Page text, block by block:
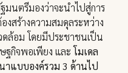
มนตรีมองว่าจะนำไปสู่การ
สร้างความสมดุลระหว่าง
ดล้อม โดยมีประชาชนเป็น
ฐกิจพอเพียง และโมเดล
าแบบองค์รวม 3 ด้านไป